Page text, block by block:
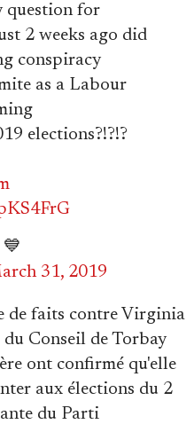
question for
2 weeks ago did
conspiracy
as a Labour
elections?!?!?
31, 2019
de faits contre Virginia
Conseil de Torbay
ont confirmé qu'elle
aux élections du 2
du Parti